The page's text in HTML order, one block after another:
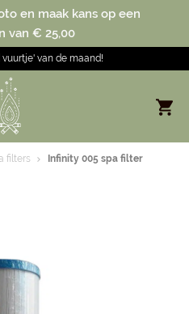
en maak kans op een
van € 25,00
van de maand!
filters Infinity 005 spa filter